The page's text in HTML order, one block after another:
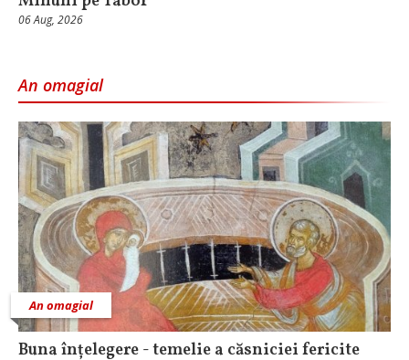
06 Aug, 2026
An omagial
An omagial
Buna înțelegere - temelie a căsniciei fericite